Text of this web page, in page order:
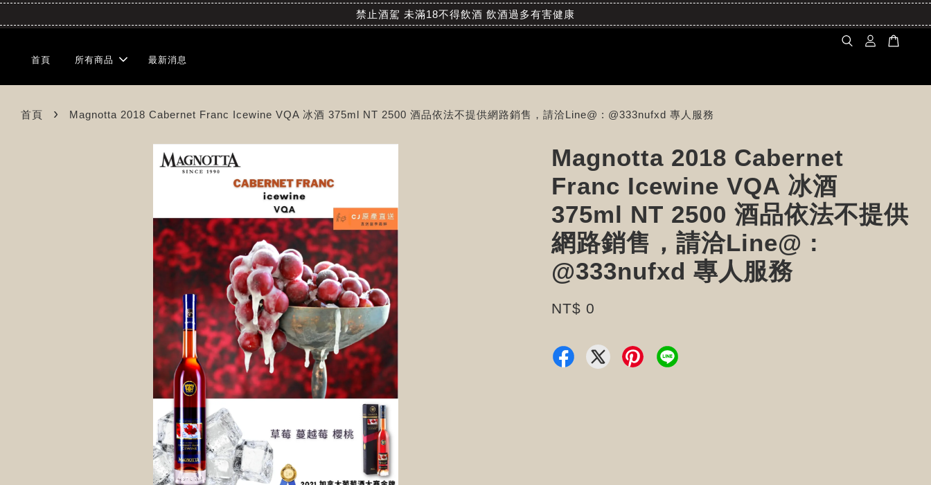
禁止酒駕 未滿18不得飲酒 飲酒過多有害健康
首頁 所有商品 最新消息
首頁 › Magnotta 2018 Cabernet Franc Icewine VQA 冰酒 375ml NT 2500 酒品依法不提供網路銷售，請洽Line@ : @333nufxd 專人服務
Magnotta 2018 Cabernet
Franc Icewine VQA 冰酒
375ml NT 2500 酒品依法不提供
網路銷售，請洽Line@ :
@333nufxd 專人服務
NT$ 0